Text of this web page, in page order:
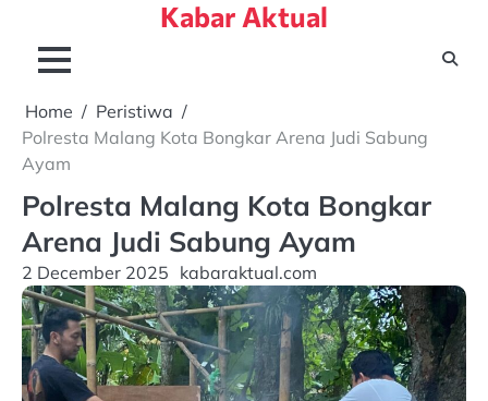
content
Kabar Aktual
Home
Peristiwa
Polresta Malang Kota Bongkar Arena Judi Sabung
Ayam
Polresta Malang Kota Bongkar
Arena Judi Sabung Ayam
2 December 2025 kabaraktual.com